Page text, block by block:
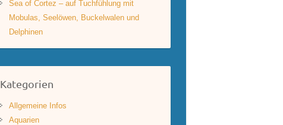
Sea of Cortez – auf Tuchfühlung mit
Mobulas, Seelöwen, Buckelwalen und
Delphinen
Kategorien
Allgemeine Infos
Aquarien